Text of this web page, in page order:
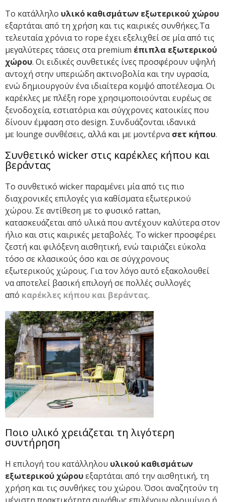
Το κατάλληλο υλικό καθισμάτων εξωτερικού χώρου
εξαρτάται από τη χρήση και τις καιρικές συνθήκες.Τα
τελευταία χρόνια το rope έχει εξελιχθεί σε μία από τις
μεγαλύτερες τάσεις σταpremium έπιπλα εξωτερικού
χώρου. Οι ειδικές συνθετικές ίνες προσφέρουν υψηλή
αντοχή στην υπεριώδη ακτινοβολία και την υγρασία,
ενώ δημιουργούν ένα ιδιαίτερα κομψό αποτέλεσμα. Οι
καρέκλες με πλέξη rope χρησιμοποιούνται ευρέως σε
ξενοδοχεία, εστιατόρια και σύγχρονες κατοικίες που
δίνουν έμφαση στο design. Συνδυάζονται ιδανικά
με lounge συνθέσεις, αλλά και με μοντέρνασετ κήπου.
Συνθετικό wicker στις καρέκλες κήπου και
βεράντας
Το συνθετικό wickerπαραμένει μία από τις πιο
διαχρονικές επιλογές για καθίσματα εξωτερικού
χώρου. Σε αντίθεση με το φυσικό rattan,
κατασκευάζεται από υλικά που αντέχουν καλύτερα στον
ήλιο και στις καιρικές μεταβολές. Το wickerπροσφέρει
ζεστή και φιλόξενη αισθητική, ενώ ταιριάζει εύκολα
τόσο σε κλασικούς όσο και σε σύγχρονους
εξωτερικούς χώρους. Για τον λόγο αυτό εξακολουθεί
να αποτελεί βασική επιλογή σε πολλές συλλογές
από καρέκλες κήπου και βεράντας.
Ποιο υλικό χρειάζεται τη λιγότερη
συντήρηση
Η επιλογή του κατάλληλου υλικού καθισμάτων
εξωτερικού χώρουεξαρτάται από την αισθητική, τη
χρήση και τις συνθήκες του χώρου. Όσοι αναζητούν τη
μέγιστη πρακτικότητα συνήθως επιλέγουν αλουμίνιο ή